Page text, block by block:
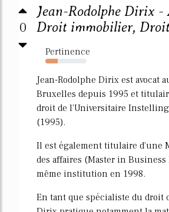
0
Jean-Rodolphe Dirix -
Droit immobilier,
Pertinence
30%
Jean-Rodolphe Dirix est avocat
Bruxelles depuis 1995 et
droit de l'Universitaire
(1995).
Il est également titulaire d'une
des affaires (Master in Business
même institution en 1998.
En tant que spécialiste du droit